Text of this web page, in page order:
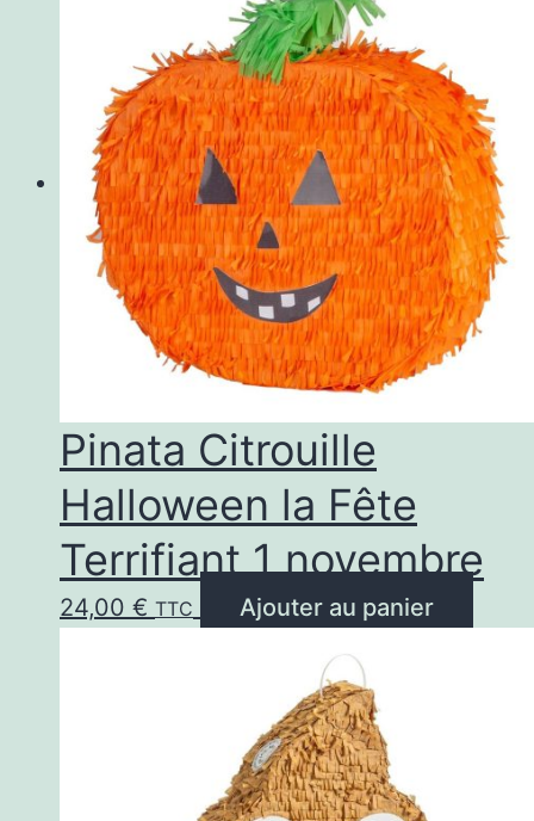
Pinata Citrouille
Halloween la Fête
Terrifiant 1 novembre
24,00 € TTC Ajouter au panier